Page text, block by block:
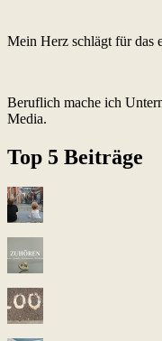
Mein Herz schlägt für das
Beruflich mache ich
Media.
Top 5 Beiträge